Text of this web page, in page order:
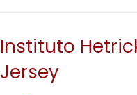
Instituto
Jersey